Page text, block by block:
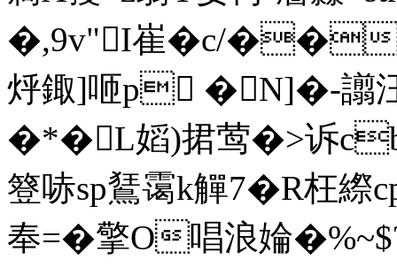
�,9v"I崔� c/��
烀鋷]咂p �N]�- 譾
�*�L嫍)捃莺�>诉
簦哧sp鵟霭k觶7�R枉
奉=�擎O唱浪婨